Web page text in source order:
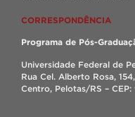
CORRESPONDÊNCIA
Programa de Pós-
Universidade Federal de
Rua Cel. Alberto Rosa,
Centro, Pelotas/RS –